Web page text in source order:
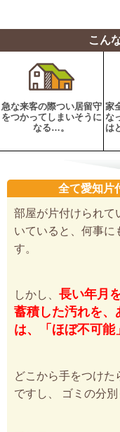
こん
急な来客の際つい居留守
をつかってしまいそうに
なる…。
家
な
は
全て愛知片
部屋が片付けられて
いていると、何事に
す。
しかし、 長い年月
蓄積した汚れを、
は、「ほぼ不可能
どこから手をつけた
ですし、 ゴミの分